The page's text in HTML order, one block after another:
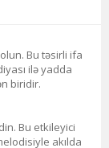
Bu təsirli ifa
ilə yadda
biridir.
Bu etkileyici
akılda